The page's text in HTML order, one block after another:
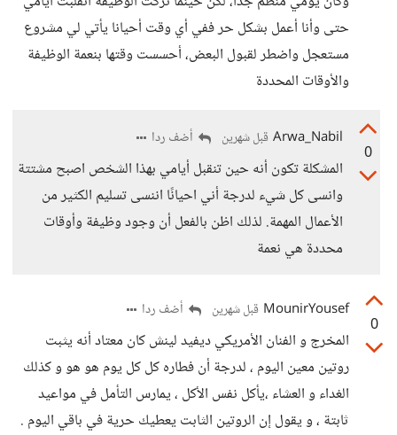
حتى وأنا أعمل بشكل حر ففي أي وقت أحيانا يأتي لي مشروع
مستعجل واضطر لقبول البعض، أحسست وقتها بنعمة الوظيفة
والأوقات المحددة
0
Arwa_Nabil قبل شهرين أضف ردا
المشكلة تكون أنه حين تنقبل أيامي بهذا الشخص اصبح مشتتة
وانسى كل شيء لدرجة أني احيانًا اننسى تسليم الكثير من
الأعمال المهمة. لذلك اظن بالفعل أن وجود وظيفة وأوقات
محددة هي نعمة
0
MounirYousef قبل شهرين أضف ردا
المخرج و الفنان الأمريكي ديفيد لينش كان معتاد أنه يثبت
روتين معين اليوم ، لدرجة أن فطاره كل كل يوم هو هو و كذلك
الغداء و العشاء ،يأكل نفس الأكل ، يمارس التأمل في مواعيد
ثابتة ، و يقول إن الروتين الثابت يعطيك حرية في باقي اليوم .